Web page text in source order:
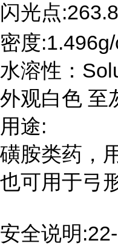
闪光点
密度
水溶性：
外观白色 至
用途:
磺胺类药，
也可用于弓
安全说明